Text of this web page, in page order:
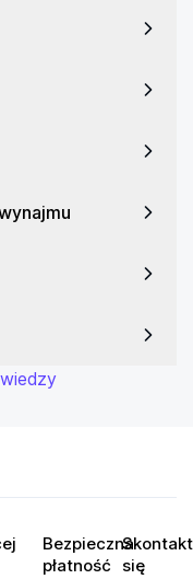
Bezpieczna
płatność
się